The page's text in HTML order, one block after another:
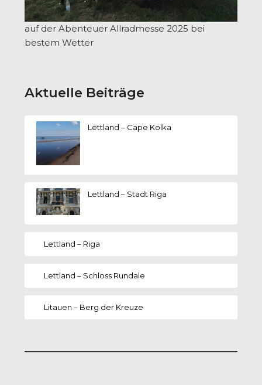
auf der Abenteuer Allradmesse 2025 bei
bestem Wetter
Aktuelle Beiträge
Lettland – Cape Kolka
Lettland – Stadt Riga
Lettland – Riga
Lettland – Schloss Rundale
Litauen – Berg der Kreuze